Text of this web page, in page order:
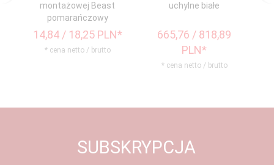
montażowej Beast
pomarańczowy
14,84 / 18,25 PLN*
* cena netto / brutto
uchylne białe
665,76 / 818,89
PLN*
* cena netto / brutto
SUBSKRYPCJA